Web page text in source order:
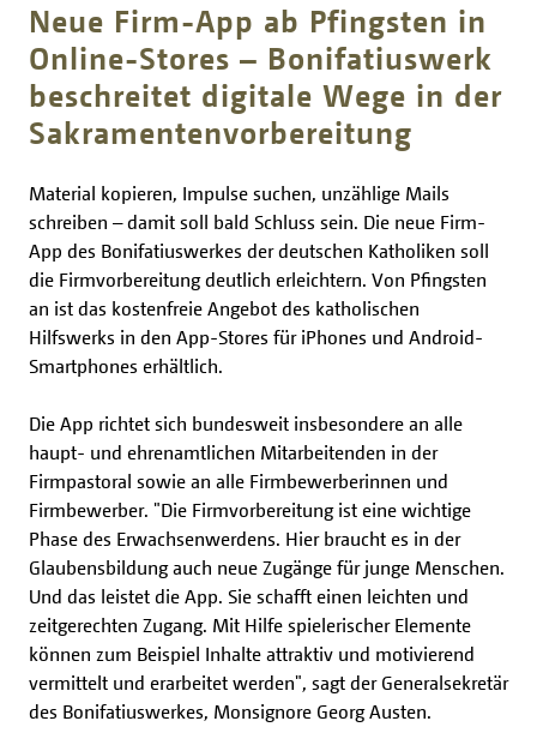
Neue Firm-App ab Pfingsten in
Online-Stores – Bonifatiuswerk
beschreitet digitale Wege in der
Sakramentenvorbereitung
Material kopieren, Impulse suchen, unzählige Mails
schreiben – damit soll bald Schluss sein. Die neue Firm-
App des Bonifatiuswerkes der deutschen Katholiken soll
die Firmvorbereitung deutlich erleichtern. Von Pfingsten
an ist das kostenfreie Angebot des katholischen
Hilfswerks in den App-Stores für iPhones und Android-
Smartphones erhältlich.
Die App richtet sich bundesweit insbesondere an alle
haupt- und ehrenamtlichen Mitarbeitenden in der
Firmpastoral sowie an alle Firmbewerberinnen und
Firmbewerber. "Die Firmvorbereitung ist eine wichtige
Phase des Erwachsenwerdens. Hier braucht es in der
Glaubensbildung auch neue Zugänge für junge Menschen.
Und das leistet die App. Sie schafft einen leichten und
zeitgerechten Zugang. Mit Hilfe spielerischer Elemente
können zum Beispiel Inhalte attraktiv und motivierend
vermittelt und erarbeitet werden", sagt der Generalsekretär
des Bonifatiuswerkes, Monsignore Georg Austen.